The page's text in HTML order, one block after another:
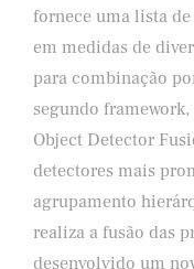
fornece uma lista
em medidas de
para combinação
segundo
Object Detector
detectores mais
agrupamento
realiza a fusão das
desenvolvido um